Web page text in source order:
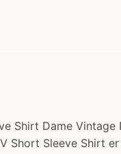
Shirt Dame
Short Sleeve Shirt